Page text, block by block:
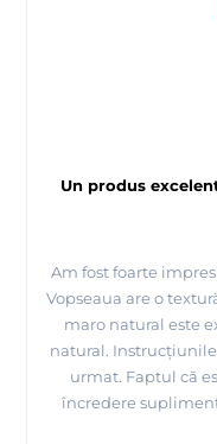
Un produs
Am fost foarte
Vopseaua are o
maro natural este
natural.
urmat. Faptul că
încredere